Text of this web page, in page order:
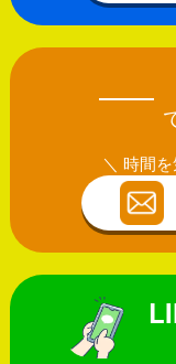
時間